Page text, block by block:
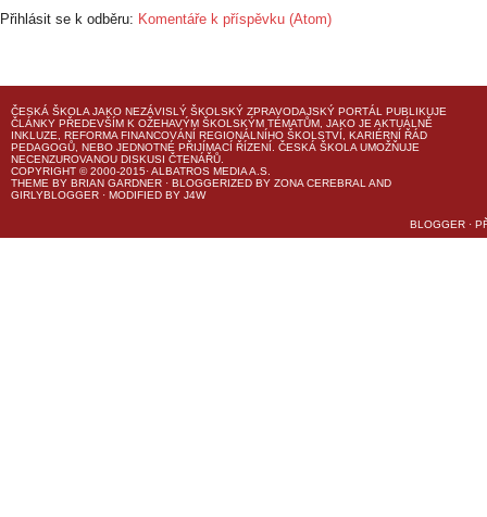
Přihlásit se k odběru: Komentáře k příspěvku (Atom)
ČESKÁ ŠKOLA JAKO NEZÁVISLÝ ŠKOLSKÝ ZPRAVODAJSKÝ PORTÁL PUBLIKUJE
ČLÁNKY PŘEDEVŠÍM K OŽEHAVÝM ŠKOLSKÝM TÉMATŮM, JAKO JE AKTUÁLNĚ
INKLUZE, REFORMA FINANCOVÁNÍ REGIONÁLNÍHO ŠKOLSTVÍ, KARIÉRNÍ ŘÁD
PEDAGOGŮ, NEBO JEDNOTNÉ PŘIJÍMACÍ ŘÍZENÍ. ČESKÁ ŠKOLA UMOŽŇUJE
NECENZUROVANOU DISKUSI ČTENÁŘŮ.
COPYRIGHT © 2000-2015· ALBATROS MEDIA A.S.
THEME BY BRIAN GARDNER · BLOGGERIZED BY ZONA CEREBRAL AND
GIRLYBLOGGER · MODIFIED BY J4W
BLOGGER ·